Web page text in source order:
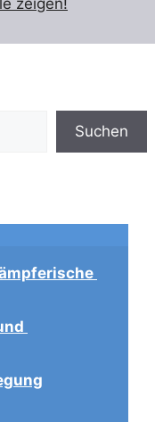
zeigen!
Suchen